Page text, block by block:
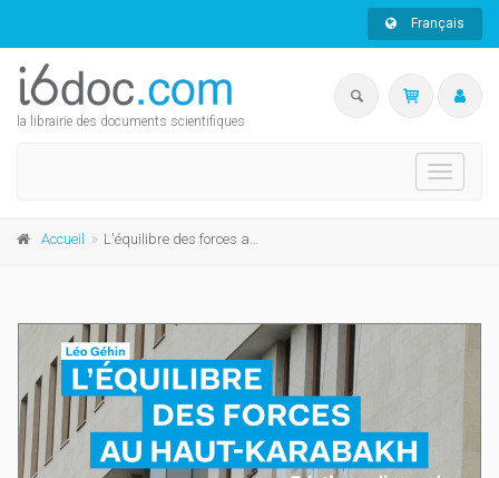
Français
la librairie des documents scientifiques
Toggle
Accueil L'équilibre des forces au Haut-Karabakh